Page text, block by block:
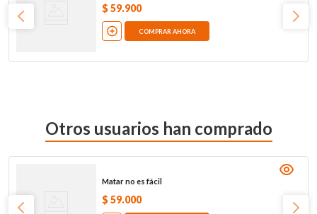
$ 59.900
COMPRAR AHORA
Otros usuarios han comprado
Matar no es fácil
$ 59.000